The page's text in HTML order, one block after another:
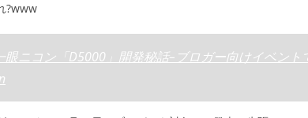
?www
眼ニコン「D5000」開発秘話–ブロガー向けイベント